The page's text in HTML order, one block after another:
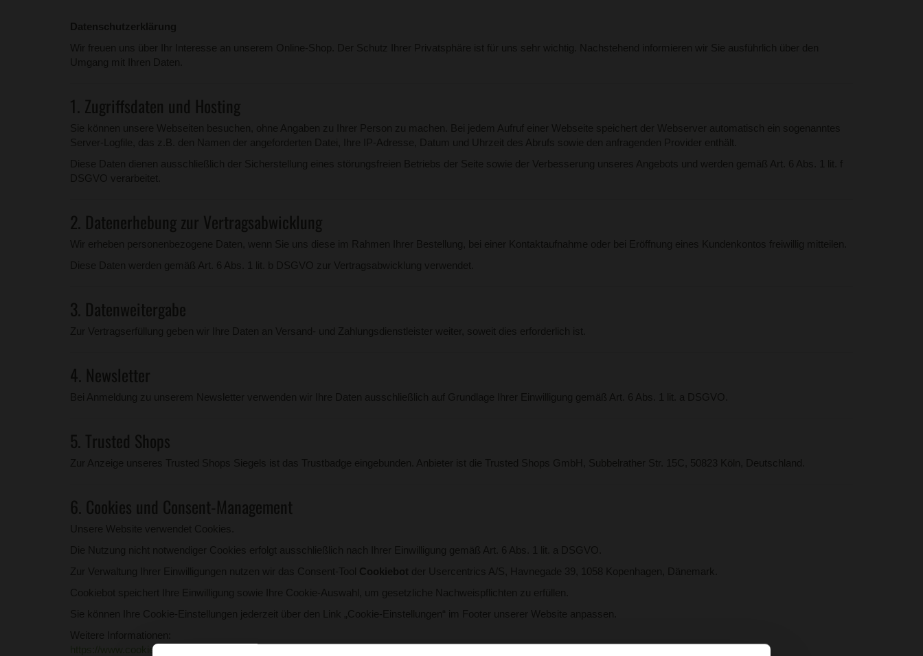
Datenschutzerklärung
Wir freuen uns über Ihr Interesse an unserem Online-Shop. Der Schutz Ihrer Privatsphäre ist für uns sehr wichtig. Nachstehend informieren wir Sie ausführlich über den
Umgang mit Ihren Daten.
1. Zugriffsdaten und Hosting
Sie können unsere Webseiten besuchen, ohne Angaben zu Ihrer Person zu machen. Bei jedem Aufruf einer Webseite speichert der Webserver automatisch ein sogenanntes
Server-Logfile, das z.B. den Namen der angeforderten Datei, Ihre IP-Adresse, Datum und Uhrzeit des Abrufs sowie den anfragenden Provider enthält.
Diese Daten dienen ausschließlich der Sicherstellung eines störungsfreien Betriebs der Seite sowie der Verbesserung unseres Angebots und werden gemäß Art. 6 Abs. 1 lit. f
DSGVO verarbeitet.
2. Datenerhebung zur Vertragsabwicklung
Wir erheben personenbezogene Daten, wenn Sie uns diese im Rahmen Ihrer Bestellung, bei einer Kontaktaufnahme oder bei Eröffnung eines Kundenkontos freiwillig mitteilen.
Diese Daten werden gemäß Art. 6 Abs. 1 lit. b DSGVO zur Vertragsabwicklung verwendet.
3. Datenweitergabe
Zur Vertragserfüllung geben wir Ihre Daten an Versand- und Zahlungsdienstleister weiter, soweit dies erforderlich ist.
4. Newsletter
Bei Anmeldung zu unserem Newsletter verwenden wir Ihre Daten ausschließlich auf Grundlage Ihrer Einwilligung gemäß Art. 6 Abs. 1 lit. a DSGVO.
5. Trusted Shops
Zur Anzeige unseres Trusted Shops Siegels ist das Trustbadge eingebunden. Anbieter ist die Trusted Shops GmbH, Subbelrather Str. 15C, 50823 Köln, Deutschland.
6. Cookies und Consent-Management
Unsere Website verwendet Cookies.
Die Nutzung nicht notwendiger Cookies erfolgt ausschließlich nach Ihrer Einwilligung gemäß Art. 6 Abs. 1 lit. a DSGVO.
Zur Verwaltung Ihrer Einwilligungen nutzen wir das Consent-Tool Cookiebot der Usercentrics A/S, Havnegade 39, 1058 Kopenhagen, Dänemark.
Cookiebot speichert Ihre Einwilligung sowie Ihre Cookie-Auswahl, um gesetzliche Nachweispflichten zu erfüllen.
Sie können Ihre Cookie-Einstellungen jederzeit über den Link „Cookie-Einstellungen“ im Footer unserer Website anpassen.
Weitere Informationen:
https://www.cookiebot.com/de/privacy-policy/